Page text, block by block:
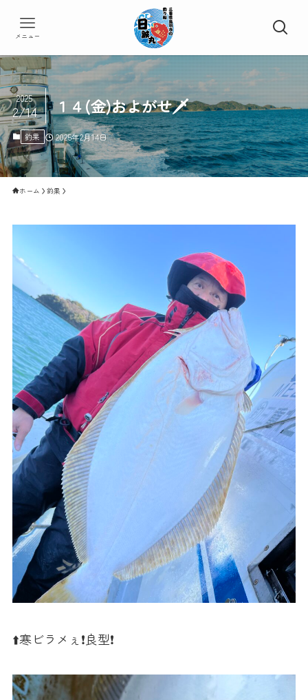
メニュー
１４(金)およがせ🗡️
2025
2/14
釣果 2025年2月14日
ホーム 釣果
⬆️寒ビラメぇ❗️良型❗️